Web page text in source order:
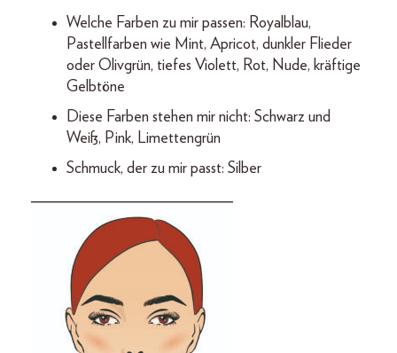
Welche Farben zu mir passen: Royalblau,
Pastellfarben wie Mint, Apricot, dunkler Flieder
oder Olivgrün, tiefes Violett, Rot, Nude, kräftige
Gelbtöne
Diese Farben stehen mir nicht: Schwarz und
Weiß, Pink, Limettengrün
Schmuck, der zu mir passt: Silber